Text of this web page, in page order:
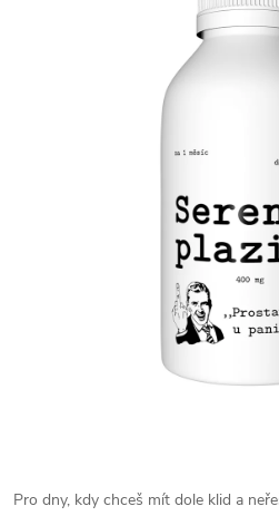
Pro dny, kdy chceš mít dole klid a